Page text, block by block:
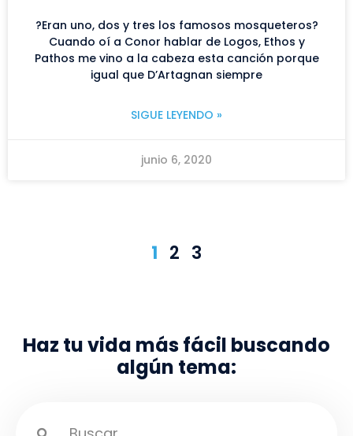
?Eran uno, dos y tres los famosos mosqueteros?
Cuando oí a Conor hablar de Logos, Ethos y
Pathos me vino a la cabeza esta canción porque
igual que D’Artagnan siempre
SIGUE LEYENDO »
junio 6, 2020
1 2 3
Haz tu vida más fácil buscando
algún tema: